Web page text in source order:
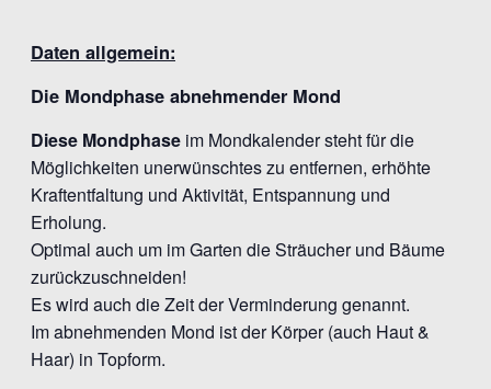
Daten allgemein:
Die Mondphase abnehmender Mond
Diese Mondphase im Mondkalender steht für die
Möglichkeiten unerwünschtes zu entfernen, erhöhte
Kraftentfaltung und Aktivität, Entspannung und
Erholung.
Optimal auch um im Garten die Sträucher und Bäume
zurückzuschneiden!
Es wird auch die Zeit der Verminderung genannt.
Im abnehmenden Mond ist der Körper (auch Haut &
Haar) in Topform.